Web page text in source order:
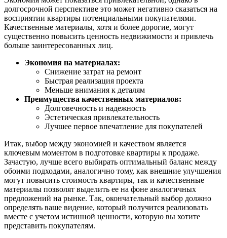
долгосрочной перспективе это может негативно сказаться на
восприятии квартиры потенциальными покупателями.
Качественные материалы, хотя и более дорогие, могут
существенно повысить ценность недвижимости и привлечь
больше заинтересованных лиц.
Экономия на материалах:
Снижение затрат на ремонт
Быстрая реализация проекта
Меньше внимания к деталям
Преимущества качественных материалов:
Долговечность и надежность
Эстетическая привлекательность
Лучшее первое впечатление для покупателей
Итак, выбор между экономией и качеством является
ключевым моментом в подготовке квартиры к продаже.
Зачастую, лучше всего выбирать оптимальный баланс между
обоими подходами, аналогично тому, как внешние улучшения
могут повысить стоимость квартиры, так и качественные
материалы позволят выделить ее на фоне аналогичных
предложений на рынке. Так, окончательный выбор должно
определять ваше видение, который получится реализовать
вместе с учетом истинной ценности, которую вы хотите
представить покупателям.